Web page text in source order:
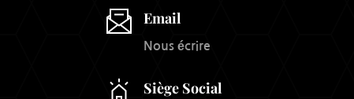
Email
Nous écrire
Siège Social